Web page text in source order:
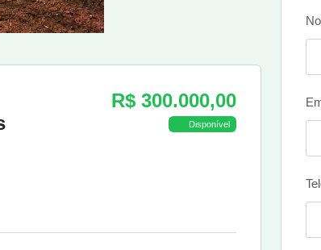
R$ 300.000,00
Disponível